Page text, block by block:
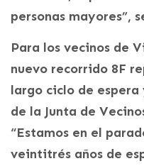
personas mayores”,
Para los vecinos de
nuevo recorrido 8F
largo ciclo de
de la Junta de
“Estamos en el
veintitrés años de